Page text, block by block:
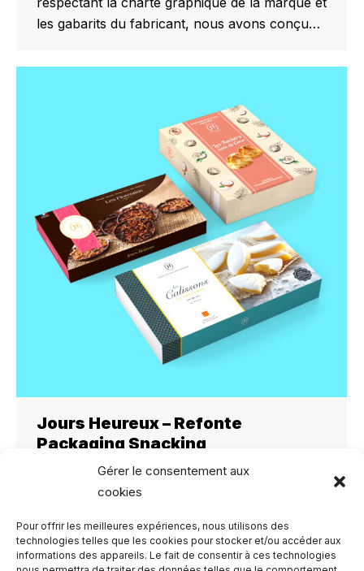
Gérer le consentement aux
cookies
Pour offrir les meilleures expériences, nous utilisons des
technologies telles que les cookies pour stocker et/ou accéder aux
informations des appareils. Le fait de consentir à ces technologies
les gabarits du fabricant, nous avons conçu…
Jours Heureux – Refonte
Packaging Snacking
ParMélissa Joubert 26 novembre 2023
Refonte Packaging Snacking Jours Heureux
nous a confié la refonte packaging pour leur
gamme de snacking, visant à se différencier de
la concurrence en e-commerce et VPC, tout